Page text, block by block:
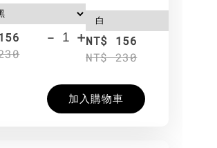
- +NT$ 156
NT$ 230
加入購物車